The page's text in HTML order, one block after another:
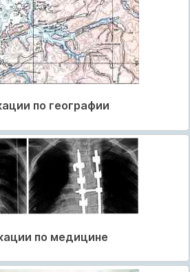
по географии
по медицине